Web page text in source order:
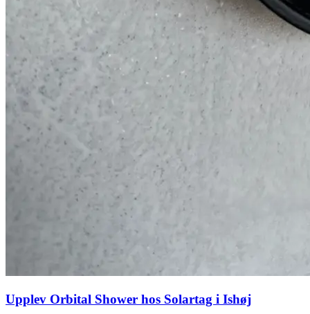
Upplev Orbital Shower hos Solartag i Ishøj